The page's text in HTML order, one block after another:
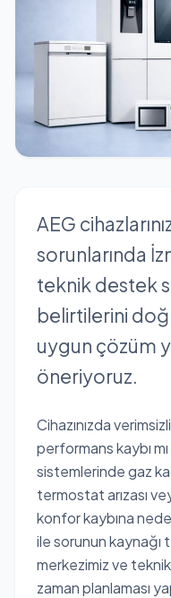
AEG
sorunlarında
teknik destek
belirtilerini
uygun çözüm
öneriyoruz.
Cihazınızda
performans kaybı
sistemlerinde gaz
termostat arızası
konfor kaybına
ile sorunun kaynağı
merkezimiz ve
zaman planlaması